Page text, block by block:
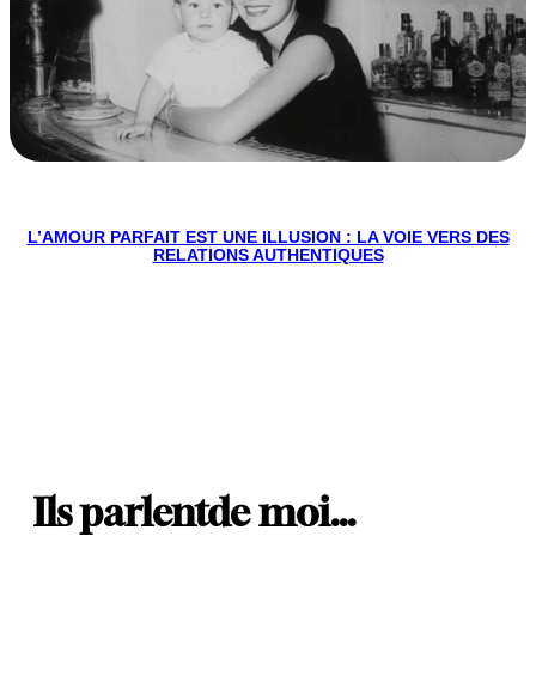
L’AMOUR PARFAIT EST UNE ILLUSION : LA VOIE VERS DES
RELATIONS AUTHENTIQUES
Ils parlentde moi…